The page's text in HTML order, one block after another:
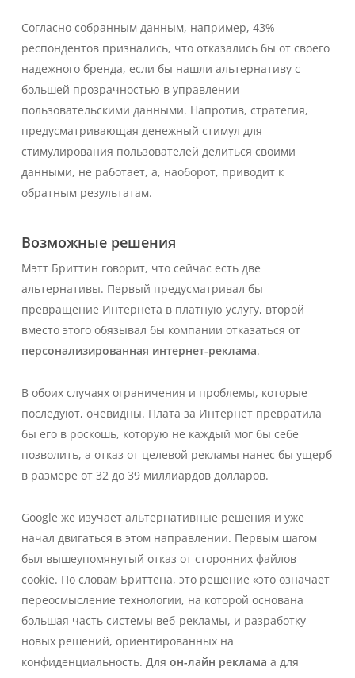
Согласно собранным данным, например, 43%
респондентов признались, что отказались бы от своего
надежного бренда, если бы нашли альтернативу с
большей прозрачностью в управлении
пользовательскими данными. Напротив, стратегия,
предусматривающая денежный стимул для
стимулирования пользователей делиться своими
данными, не работает, а, наоборот, приводит к
обратным результатам.
Возможные решения
Мэтт Бриттин говорит, что сейчас есть две
альтернативы. Первый предусматривал бы
превращение Интернета в платную услугу, второй
вместо этого обязывал бы компании отказаться от
персонализированная интернет-реклама.
В обоих случаях ограничения и проблемы, которые
последуют, очевидны. Плата за Интернет превратила
бы его в роскошь, которую не каждый мог бы себе
позволить, а отказ от целевой рекламы нанес бы ущерб
в размере от 32 до 39 миллиардов долларов.
Google же изучает альтернативные решения и уже
начал двигаться в этом направлении. Первым шагом
был вышеупомянутый отказ от сторонних файлов
cookie. По словам Бриттена, это решение «это означает
переосмысление технологии, на которой основана
большая часть системы веб-рекламы, и разработку
новых решений, ориентированных на
конфиденциальность. Для он-лайн реклама а для